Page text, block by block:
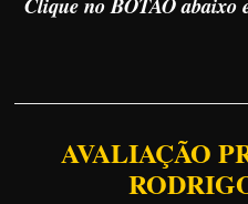
AVALIAÇÃO